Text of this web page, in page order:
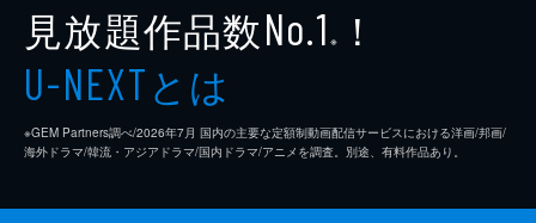
見放題作品数No.1 ※ ！
U-NEXTとは
※GEM Partners調べ/2026年7⽉ 国内の主要な定額制動画配信サービスにおける洋画/邦画/
海外ドラマ/韓流・アジアドラマ/国内ドラマ/アニメを調査。別途、有料作品あり。